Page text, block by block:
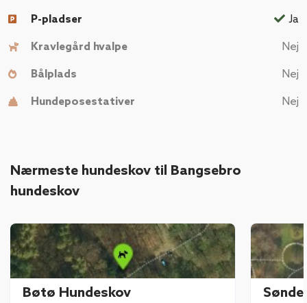
P-pladser Ja
Kravlegård hvalpe Nej
Bålplads Nej
Hundeposestativer Nej
Nærmeste hundeskov til Bangsebro
hundeskov
Bøtø Hundeskov